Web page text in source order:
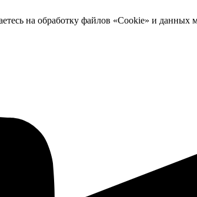
на обработку файлов «Cookie» и данных